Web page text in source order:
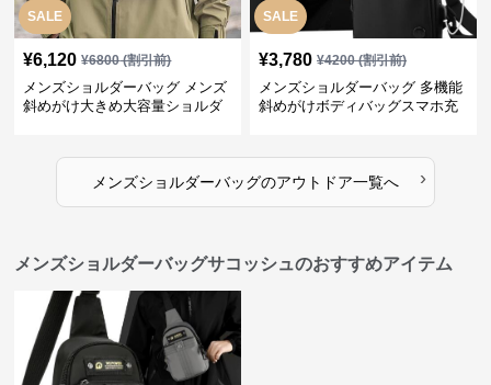
SALE
¥6,120 ¥6800(割引前)
メンズショルダーバッグ メンズ
斜めがけ大きめ大容量ショルダ
SALE
¥3,780 ¥4200(割引前)
メンズショルダーバッグ 多機能
斜めがけボディバッグスマホ充
メンズショルダーバッグのアウトドア一覧へ ›
メンズショルダーバッグサコッシュのおすすめアイテム